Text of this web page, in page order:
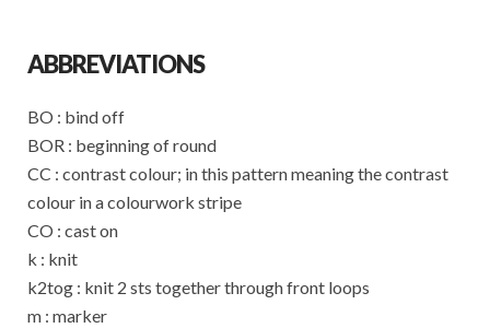
ABBREVIATIONS
BO : bind off
BOR : beginning of round
CC : contrast colour; in this pattern meaning the contrast
colour in a colourwork stripe
CO : cast on
k : knit
k2tog : knit 2 sts together through front loops
m : marker